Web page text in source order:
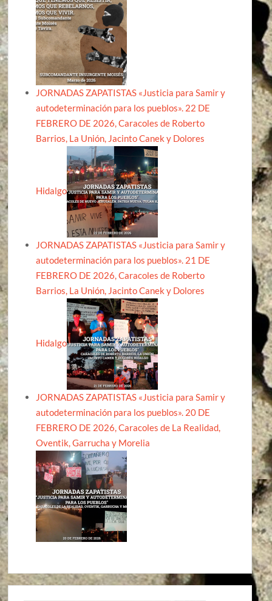
JORNADAS ZAPATISTAS «Justicia para Samir y
autodeterminación para los pueblos». 22 DE
FEBRERO DE 2026, Caracoles de Roberto
Barrios, La Unión, Jacinto Canek y Dolores
Hidalgo
JORNADAS ZAPATISTAS «Justicia para Samir y
autodeterminación para los pueblos». 21 DE
FEBRERO DE 2026, Caracoles de Roberto
Barrios, La Unión, Jacinto Canek y Dolores
Hidalgo
JORNADAS ZAPATISTAS «Justicia para Samir y
autodeterminación para los pueblos». 20 DE
FEBRERO DE 2026, Caracoles de La Realidad,
Oventik, Garrucha y Morelia